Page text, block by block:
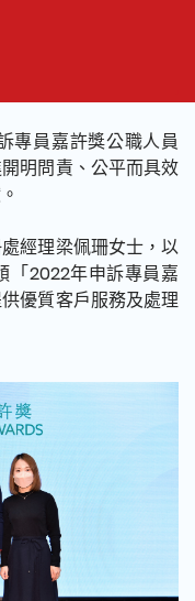
專員嘉許獎公職人員
明問責、公平而具效
經理梁佩珊女士，以
「2022年申訴專員嘉
優質客戶服務及處理